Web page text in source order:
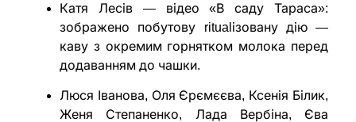
Катя Лесів — відео «В саду Тараса»:
зображено побутову ritualізовану дію —
каву з окремим горнятком молока перед
додаванням до чашки.
Люся Іванова, Оля Єрємєєва, Ксенія Білик,
Женя Степаненко, Лада Вербіна, Єва